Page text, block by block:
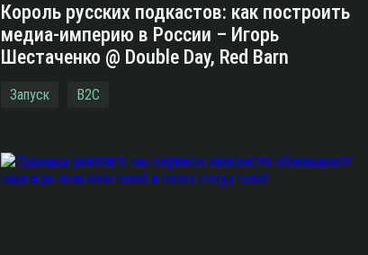
Король русских подкастов: как построить
медиа-империю в России – Игорь
Шестаченко @ Double Day, Red Barn
Запуск B2C